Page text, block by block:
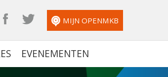
OPENMKB FACEBOOK
OPENMKB TWITTER
MIJN OPENMKB
EVENEMENTEN